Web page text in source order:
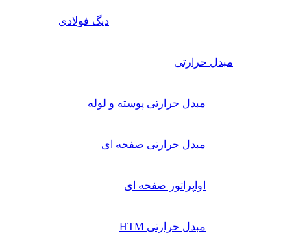
دیگ فولادی
مبدل حرارتی
مبدل حرارتی پوسته و لوله
مبدل حرارتی صفحه ای
اواپراتور صفحه ای
مبدل حرارتی HTM